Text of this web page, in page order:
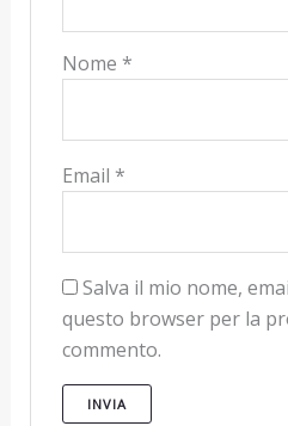
Nome *
Email *
Salva il mio nome,
questo browser per la
commento.